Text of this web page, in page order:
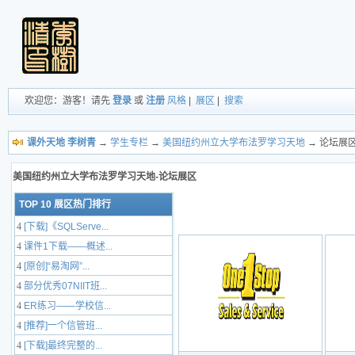
欢迎您：游客！请先 登录 或 注册 风格 展区 搜索
课外天地 李树青 → 学生专栏 → 美国纽约州立大学布法罗学习天地 → 论坛展
美国纽约州立大学布法罗学习天地-论坛展区
TOP 10 展区热门排行
4 [下载]《SQLServe...
4 课件1下载——概述...
4 [原创]“易淘网”...
4 部分优秀07NIIT班...
4 ER练习——学校信...
4 [推荐]一个信管班...
4 [下载]最终完整的...